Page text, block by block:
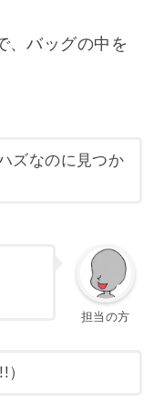
、バッグの中を
ズなのに見つか
担当の方